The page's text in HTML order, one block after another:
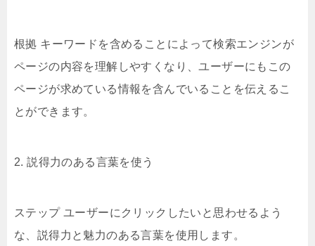
根拠 キーワードを含めることによって検索エンジンが
ページの内容を理解しやすくなり、ユーザーにもこの
ページが求めている情報を含んでいることを伝えるこ
とができます。
2. 説得力のある言葉を使う
ステップ ユーザーにクリックしたいと思わせるよう
な、説得力と魅力のある言葉を使用します。